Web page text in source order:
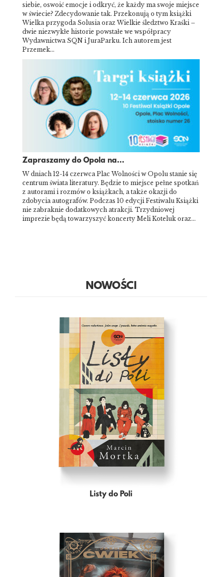
siebie, oswoić emocje i odkryć, że każdy ma swoje miejsce
w świecie? Zdecydowanie tak. Przekonują o tym książki
Wielka przygoda Solusia oraz Wielkie śledztwo Kraśki –
dwie niezwykłe historie powstałe we współpracy
Wydawnictwa SQN i JuraParku. Ich autorem jest
Przemek…
Zapraszamy do Opola na...
W dniach 12-14 czerwca Plac Wolności w Opolu stanie się
centrum świata literatury. Będzie to miejsce pełne spotkań
z autorami i rozmów o książkach, a także okazji do
zdobycia autografów. Podczas 10 edycji Festiwalu Książki
nie zabraknie dodatkowych atrakcji. Trzydniowej
imprezie będą towarzyszyć koncerty Meli Koteluk oraz…
NOWOŚCI
Listy do Poli